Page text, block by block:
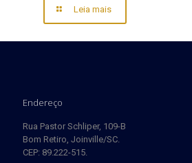
Leia mais
Endereço
Rua Pastor Schliper, 109-B
Bom Retiro, Joinville/SC.
CEP: 89.222-515.